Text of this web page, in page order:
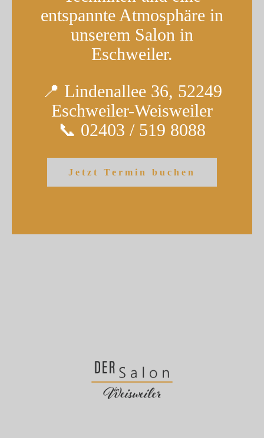
entspannte Atmosphäre in
unserem Salon in
Eschweiler.
📍 Lindenallee 36, 52249
Eschweiler-Weisweiler
📞 02403 / 519 8088
Jetzt Termin buchen